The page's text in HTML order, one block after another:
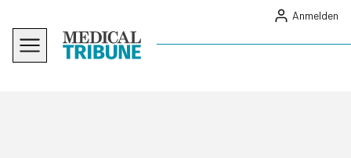
Anmelden